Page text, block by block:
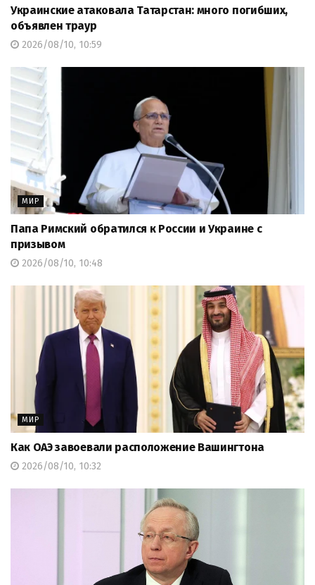
Украинские атаковала Татарстан: много погибших,
объявлен траур
2026/08/10, 10:59
МИР
Папа Римский обратился к России и Украине с
призывом
2026/08/10, 10:48
МИР
Как ОАЭ завоевали расположение Вашингтона
2026/08/10, 10:32